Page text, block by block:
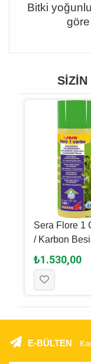
Bitki
göre
SIZIN
Sera Flore 1
/ Karbon
Katkısı 250 Ml
₺1.530,00
E-BÜLTEN